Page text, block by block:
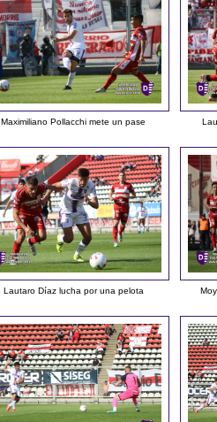
Maximiliano Pollacchi mete un pase
Lautaro Díaz lucha por una pelota